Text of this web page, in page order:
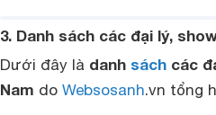
3. Danh sách các đại lý,
Dưới đây là danh sách các
Nam do Websosanh.vn tổng